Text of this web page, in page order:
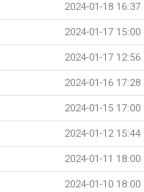
2024-01-18 16:37
2024-01-17 15:00
2024-01-17 12:56
2024-01-16 17:28
2024-01-15 17:00
2024-01-12 15:44
2024-01-11 18:00
2024-01-10 18:00